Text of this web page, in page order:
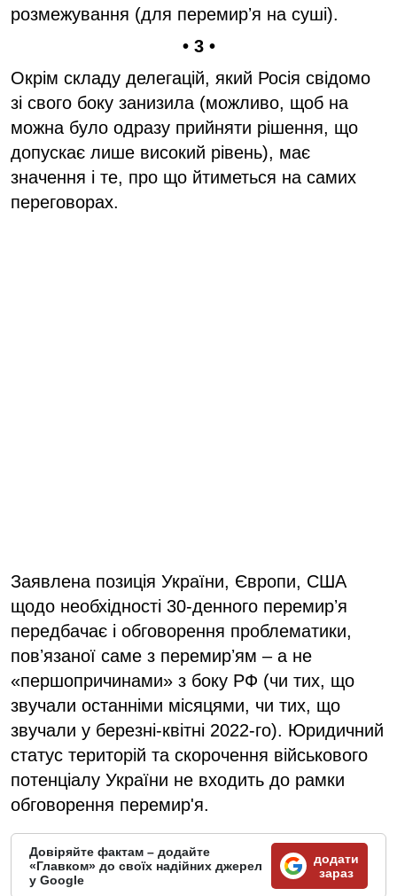
розмежування (для перемирʼя на суші).
• 3 •
Окрім складу делегацій, який Росія свідомо
зі свого боку занизила (можливо, щоб на
можна було одразу прийняти рішення, що
допускає лише високий рівень), має
значення і те, про що йтиметься на самих
переговорах.
Заявлена позиція України, Європи, США
щодо необхідності 30-денного перемирʼя
передбачає і обговорення проблематики,
повʼязаної саме з перемирʼям – а не
«першопричинами» з боку РФ (чи тих, що
звучали останніми місяцями, чи тих, що
звучали у березні-квітні 2022-го). Юридичний
статус територій та скорочення військового
потенціалу України не входить до рамки
обговорення перемир'я.
Довіряйте фактам – додайте
«Главком» до своїх надійних джерел
у Google
додати
зараз